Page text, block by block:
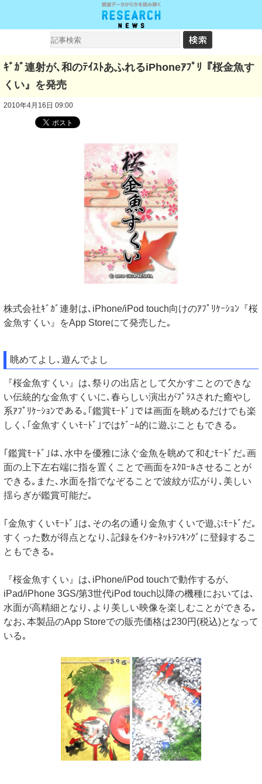
ｷﾞｶﾞ連射が､和のﾃｲｽﾄあふれるiPhoneｱﾌﾟﾘ『桜金魚す
くい』を発売
2010年4月16日 09:00
株式会社ｷﾞｶﾞ連射は､iPhone/iPod touch向けのｱﾌﾟﾘｹｰｼｮﾝ『桜
金魚すくい』をApp Storeにて発売した｡
眺めてよし､遊んでよし
『桜金魚すくい』は､祭りの出店として欠かすことのできな
い伝統的な金魚すくいに､春らしい演出がﾌﾟﾗｽされた癒やし
系ｱﾌﾟﾘｹｰｼｮﾝである｡｢鑑賞ﾓｰﾄﾞ｣では画面を眺めるだけでも楽
しく､｢金魚すくいﾓｰﾄﾞ｣ではｹﾞｰﾑ的に遊ぶこともできる｡
｢鑑賞ﾓｰﾄﾞ｣は､水中を優雅に泳ぐ金魚を眺めて和むﾓｰﾄﾞだ｡画
面の上下左右端に指を置くことで画面をｽｸﾛｰﾙさせることが
できる｡また､水面を指でなぞることで波紋が広がり､美しい
揺らぎが鑑賞可能だ｡
｢金魚すくいﾓｰﾄﾞ｣は､その名の通り金魚すくいで遊ぶﾓｰﾄﾞだ｡
すくった数が得点となり､記録をｲﾝﾀｰﾈｯﾄﾗﾝｷﾝｸﾞに登録するこ
ともできる｡
『桜金魚すくい』は､iPhone/iPod touchで動作するが､
iPad/iPhone 3GS/第3世代iPod touch以降の機種においては､
水面が高精細となり､より美しい映像を楽しむことができる｡
なお､本製品のApp Storeでの販売価格は230円(税込)となって
いる｡